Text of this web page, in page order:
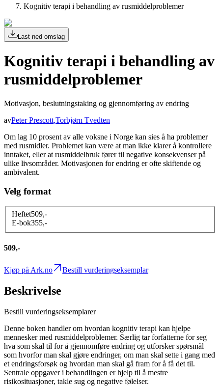
Kognitiv terapi i behandling av rusmiddelproblemer
Last ned omslag
Kognitiv terapi i behandling av
rusmiddelproblemer
Motivasjon, beslutningstaking og gjennomføring av endring
avPeter Prescott,Torbjørn Tvedten
Om lag 10 prosent av alle voksne i Norge kan sies å ha problemer
med rusmidler. Problemet kan være at man ikke klarer å kontrollere
inntaket, eller at rusmiddelbruk fører til negative konsekvenser på
ulike livsområder. Motivasjonen for endring er ofte skiftende og
ambivalent.
Velg format
Heftet509,-
E-bok355,-
509,-
Kjøp på Ark.no Bestill vurderingseksemplar
Beskrivelse
Bestill vurderingseksemplarer
Denne boken handler om hvordan kognitiv terapi kan hjelpe
mennesker med rusmiddelproblemer. Særlig tar forfatterne for seg
hva som skal til for å gjennomføre endring og utforsker spørsmål
som hvorfor man skal gjøre endringer, om man skal sette i gang med
et endringsforsøk og hvordan man skal gå fram for å få det til.
Sentrale oppgaver i behandlingen er hjelp til å mestre
risikosituasjoner, takle sug og negative følelser.